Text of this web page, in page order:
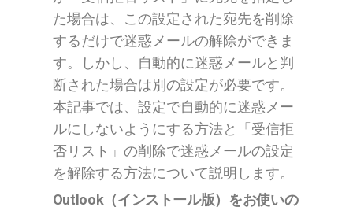
た場合は、この設定された宛先を削除
するだけで迷惑メールの解除ができま
す。しかし、自動的に迷惑メールと判
断された場合は別の設定が必要です。
本記事では、設定で自動的に迷惑メー
ルにしないようにする方法と「受信拒
否リスト」の削除で迷惑メールの設定
を解除する方法について説明します。
Outlook（インストール版）をお使いの